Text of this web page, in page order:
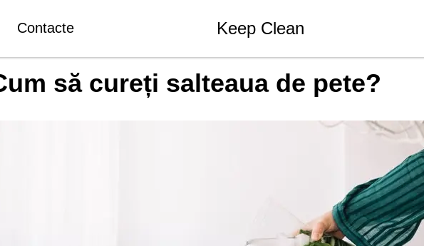
Blog compania de curatenia Keep Clean
să cureți salteaua de pete?
Keep Clean
Contacte